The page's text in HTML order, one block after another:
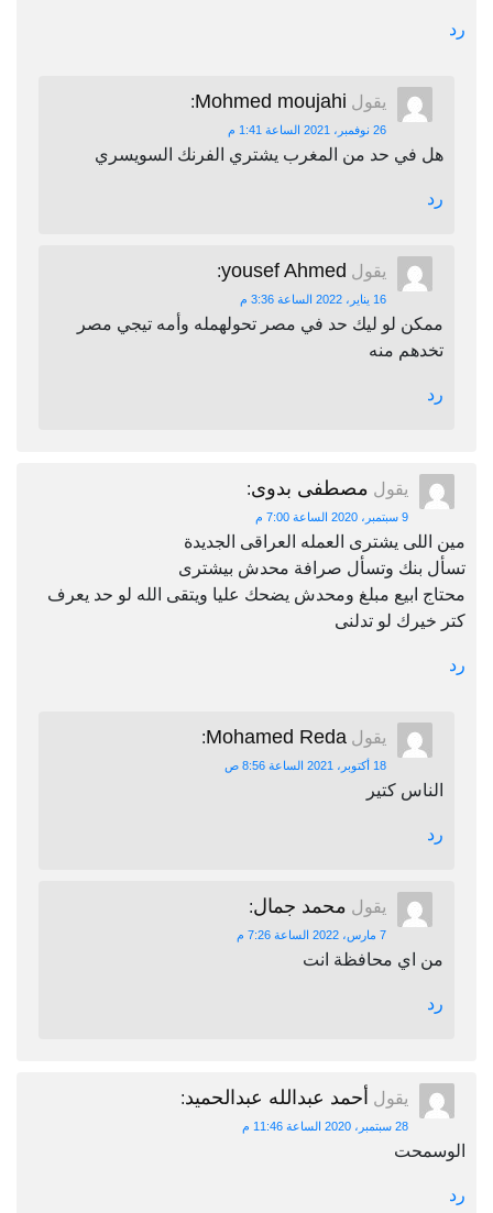
رد
يقول Mohmed moujahi
:
26 نوفمبر، 2021 الساعة 1:41 م
هل في حد من المغرب يشتري الفرنك السويسري
رد
يقول yousef Ahmed
:
16 يناير، 2022 الساعة 3:36 م
ممكن لو ليك حد في مصر تحولهمله وأمه تيجي مصر
تخدهم منه
رد
يقول مصطفى بدوى:
9 سبتمبر، 2020 الساعة 7:00 م
مين اللى يشترى العمله العراقى الجديدة
تسأل بنك وتسأل صرافة محدش بيشترى
محتاج ابيع مبلغ ومحدش يضحك عليا ويتقى الله لو حد يعرف
كتر خيرك لو تدلنى
رد
يقول Mohamed Reda
:
18 أكتوبر، 2021 الساعة 8:56 ص
الناس كتير
رد
يقول محمد جمال:
7 مارس، 2022 الساعة 7:26 م
من اي محافظة انت
رد
يقول أحمد عبدالله عبدالحميد:
28 سبتمبر، 2020 الساعة 11:46 م
الوسمحت
رد